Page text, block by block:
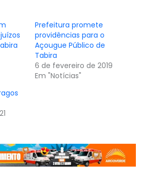
Prefeitura promete
providências para o
Açougue Público de
Tabira
6 de fevereiro de 2019
Em "Notícias"